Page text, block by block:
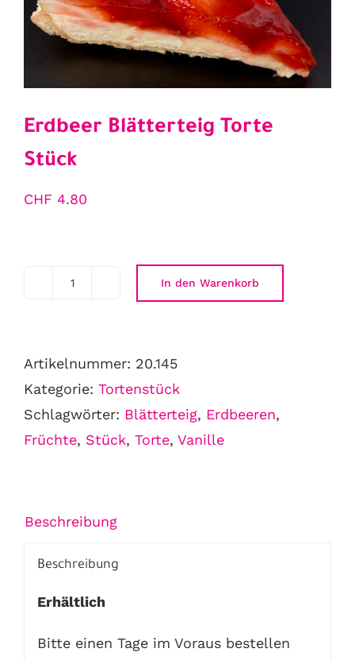
Erdbeer Blätterteig Torte
Stück
CHF 4.80
Stück
Menge
In den Warenkorb
Artikelnummer: 20.145
Kategorie: Tortenstück
Schlagwörter: Blätterteig, Erdbeeren,
Früchte, Stück, Torte, Vanille
Beschreibung
Beschreibung
Erhältlich
Bitte einen Tage im Voraus bestellen